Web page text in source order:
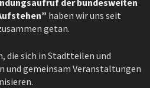
haben wir uns seit
getan.
die sich in Stadtteilen und
und gemeinsam Veranstaltungen